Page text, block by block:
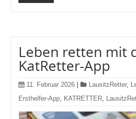
Leben retten mit
KatRetter-App
11. Februar 2026 | LausitzRetter,
Ersthelfer-App KATRETTER